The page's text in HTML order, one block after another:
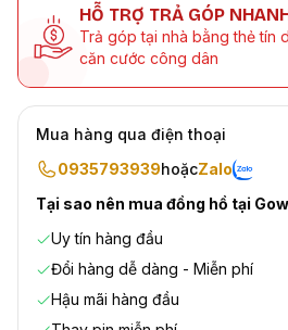
HỖ TRỢ TRẢ GÓP
Trả góp tại nhà bằng thẻ tín
căn cước công dân
Mua hàng qua điện thoại
0935793939hoặcZalo
Tại sao nên mua đồng hồ tại
Uy tín hàng đầu
Đổi hàng dễ dàng - Miễn phí
Hậu mãi hàng đầu